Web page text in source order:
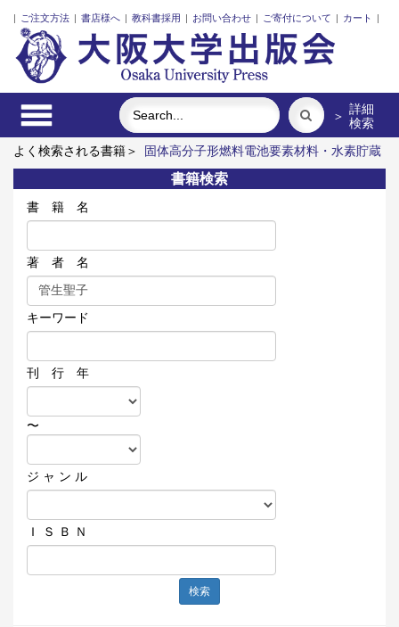
| ご注文方法 | 書店様へ | 教科書採用 | お問い合わせ | ご寄付について | カート |
＞ 詳細
検索
よく検索される書籍＞
固体高分子形燃料電池要素材料・水素貯蔵
材料の知的設計
明治・大正・昭和の細菌学者たち 食べる
近
代日本における企業家の諸系譜
脳の神秘を探る
レーザーとプ
ラズマと粒子ビーム
書籍検索
書 籍 名
著 者 名
キーワード
刊 行 年
〜
ジ ャ ン ル
Ｉ Ｓ Ｂ Ｎ
検索